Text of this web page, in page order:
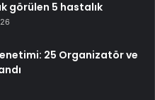
görülen 5 hastalık
25 Organizatör ve